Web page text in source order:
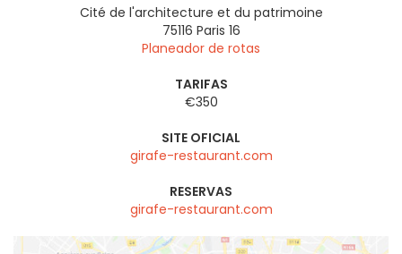
Cité de l'architecture et du patrimoine
75116 Paris 16
Planeador de rotas
TARIFAS
€350
SITE OFICIAL
girafe-restaurant.com
RESERVAS
girafe-restaurant.com